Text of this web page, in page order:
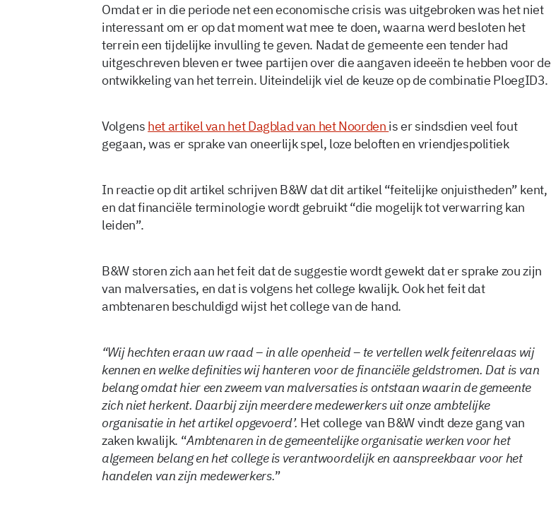
Omdat er in die periode net een economische crisis was uitgebroken was het niet
interessant om er op dat moment wat mee te doen, waarna werd besloten het
terrein een tijdelijke invulling te geven. Nadat de gemeente een tender had
uitgeschreven bleven er twee partijen over die aangaven ideeën te hebben voor de
ontwikkeling van het terrein. Uiteindelijk viel de keuze op de combinatie PloegID3.
Volgens het artikel van het Dagblad van het Noorden is er sindsdien veel fout
gegaan, was er sprake van oneerlijk spel, loze beloften en vriendjespolitiek
In reactie op dit artikel schrijven B&W dat dit artikel “feitelijke onjuistheden” kent,
en dat financiële terminologie wordt gebruikt “die mogelijk tot verwarring kan
leiden”.
B&W storen zich aan het feit dat de suggestie wordt gewekt dat er sprake zou zijn
van malversaties, en dat is volgens het college kwalijk. Ook het feit dat
ambtenaren beschuldigd wijst het college van de hand.
“Wij hechten eraan uw raad – in alle openheid – te vertellen welk feitenrelaas wij
kennen en welke definities wij hanteren voor de financiële geldstromen. Dat is van
belang omdat hier een zweem van malversaties is ontstaan waarin de gemeente
zich niet herkent. Daarbij zijn meerdere medewerkers uit onze ambtelijke
organisatie in het artikel opgevoerd’. Het college van B&W vindt deze gang van
zaken kwalijk. “Ambtenaren in de gemeentelijke organisatie werken voor het
algemeen belang en het college is verantwoordelijk en aanspreekbaar voor het
handelen van zijn medewerkers.”